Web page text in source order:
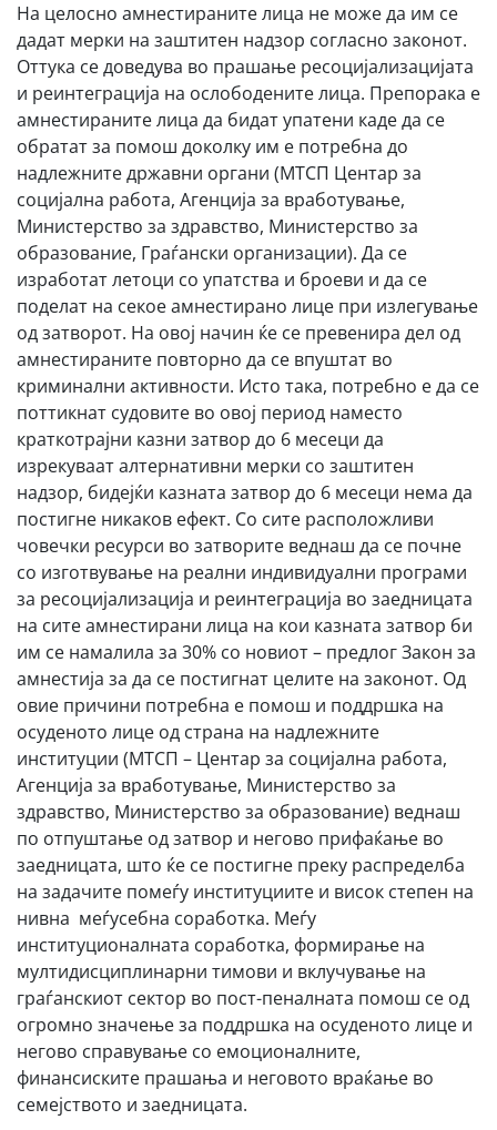
На целосно амнестираните лица не може да им се
дадат мерки на заштитен надзор согласно законот.
Оттука се доведува во прашање ресоцијализацијата
и реинтеграција на ослободените лица. Препорака е
амнестираните лица да бидат упатени каде да се
обратат за помош доколку им е потребна до
надлежните државни органи (МТСП Центар за
социјална работа, Агенција за вработување,
Министерство за здравство, Министерство за
образование, Граѓански организации). Да се
изработат летоци со упатства и броеви и да се
поделат на секое амнестирано лице при излегување
од затворот. На овој начин ќе се превенира дел од
амнестираните повторно да се впуштат во
криминални активности. Исто така, потребно е да се
поттикнат судовите во овој период наместо
краткотрајни казни затвор до 6 месеци да
изрекуваат алтернативни мерки со заштитен
надзор, бидејќи казната затвор до 6 месеци нема да
постигне никаков ефект. Со сите расположливи
човечки ресурси во затворите веднаш да се почне
со изготвување на реални индивидуални програми
за ресоцијализација и реинтеграција во заедницата
на сите амнестирани лица на кои казната затвор би
им се намалила за 30% со новиот – предлог Закон за
амнестија за да се постигнат целите на законот. Од
овие причини потребна е помош и поддршка на
осуденото лице од страна на надлежните
институции (МТСП – Центар за социјална работа,
Агенција за вработување, Министерство за
здравство, Министерство за образование) веднаш
по отпуштање од затвор и негово прифаќање во
заедницата, што ќе се постигне преку распределба
на задачите помеѓу институциите и висок степен на
нивна меѓусебна соработка. Меѓу
институционалната соработка, формирање на
мултидисциплинарни тимови и вклучување на
граѓанскиот сектор во пост-пеналната помош се од
огромно значење за поддршка на осуденото лице и
негово справување со емоционалните,
финансиските прашања и неговото враќање во
семејството и заедницата.